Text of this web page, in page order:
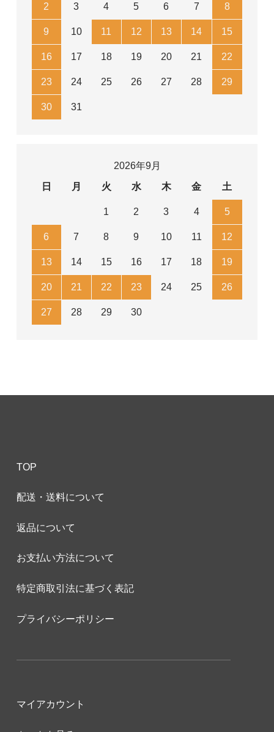
2 3 4 5 6 7 8
9 10 11 12 13 14 15
16 17 18 19 20 21 22
23 24 25 26 27 28 29
30 31
2026年9月
日
月 火 水 木 金 土
1 2 3 4 5
6 7 8 9 10 11 12
13 14 15 16 17 18 19
20 21 22 23 24 25 26
27 28 29 30
TOP
配送・送料について
返品について
お支払い方法について
特定商取引法に基づく表記
プライバシーポリシー
マイアカウント